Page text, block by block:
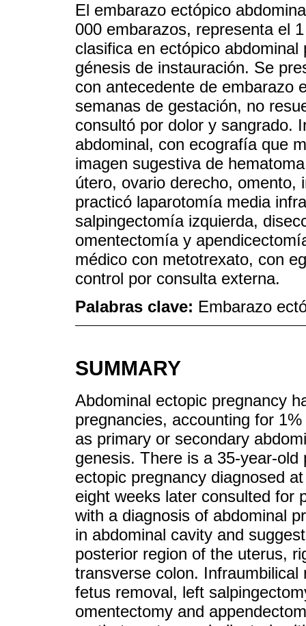
El embarazo ectópico
000 embarazos, representa el
clasifica en ectópico
génesis de instauración. Se
con antecedente de embarazo
semanas de gestación, no
consultó por dolor y sangrado.
abdominal, con ecografía que
imagen sugestiva de
útero, ovario derecho, omento,
practicó laparotomía media
salpingectomía izquierda,
omentectomía y
médico con metotrexato, con
control por consulta externa.
Palabras clave: Embarazo
SUMMARY
Abdominal ectopic pregnancy
pregnancies, accounting for
as primary or secondary
genesis. There is a 35-year-
ectopic pregnancy diagnosed
eight weeks later consulted for
with a diagnosis of abdominal
in abdominal cavity and
posterior region of the uterus,
transverse colon.
fetus removal, left
omentectomy and